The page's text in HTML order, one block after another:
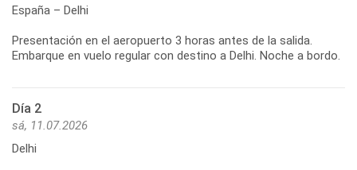
España – Delhi
Presentación en el aeropuerto 3 horas antes de la salida.
Embarque en vuelo regular con destino a Delhi. Noche a bordo.
Día 2
sá, 11.07.2026
Delhi